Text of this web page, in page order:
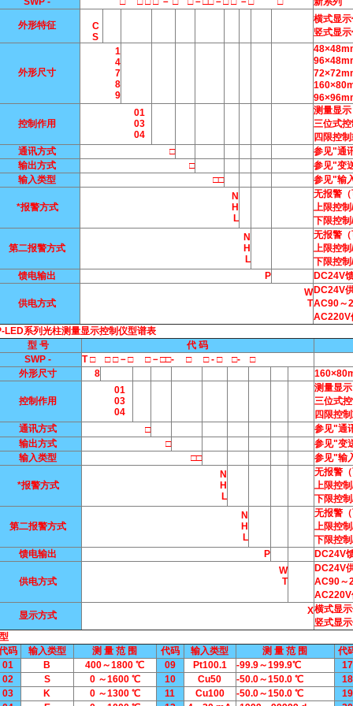
外形特征
C
S
横式显
竖式显
外形尺寸
1
4
7
8
9
控制作用
01
03
04
测量显示
三位式控
四限控
通讯方式
□
参见"通
输出方式
□
参见"变
输入类型
□□ 参见"输
*报警方式
N
H
L
无报警
上限控
下限控
第二报警方式
N
H
L
无报警
上限控
下限控
馈电输出
P DC24V
供电方式
W
T
DC24V
AC90～
AC220V
LED系列光柱测量显示控制仪型谱表
型 号
代 码
SWP -
T □ □ □－□ □－□□- □ □ - □ □- □
外形尺寸
8
控制作用
01
03
04
测量显示
三位式
四限控
通讯方式
□
参见"通
输出方式
□
参见"变
输入类型
□□ 参见"输
*报警方式
N
H
L
无报警
上限控
下限控
第二报警方式
N
H
L
无报警
上限控
下限控
馈电输出
P DC24V
供电方式
W
T
DC24V
AC90～
AC220V
显示方式
X横式显
竖式显
码
输入类型 测 量 范 围 代码 输入类型 测 量 范 围
代
01
B 400～1800 ℃ 09 Pt100.1 -99.9～199.9℃
17
02
S 0 ～1600 ℃ 10 Cu50 -50.0～150.0 ℃
18
03
K 0 ～1300 ℃ 11 Cu100 -50.0～150.0 ℃
19